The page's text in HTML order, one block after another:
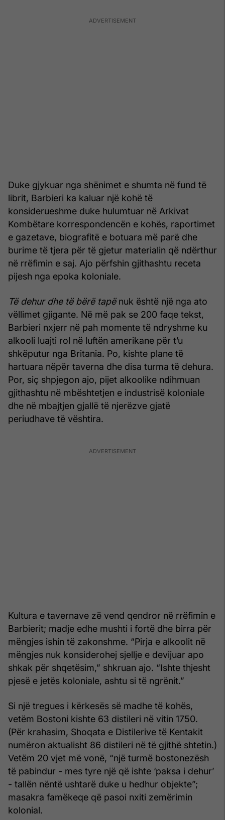
Duke gjykuar nga shënimet e shumta në fund të
librit, Barbieri ka kaluar një kohë të
konsiderueshme duke hulumtuar në Arkivat
Kombëtare korrespondencën e kohës, raportimet
e gazetave, biografitë e botuara më parë dhe
burime të tjera për të gjetur materialin që ndërthur
në rrëfimin e saj. Ajo përfshin gjithashtu receta
pijesh nga epoka koloniale.
Të dehur dhe të bërë tapënuk është një nga ato
vëllimet gjigante. Në më pak se 200 faqe tekst,
Barbieri nxjerr në pah momente të ndryshme ku
alkooli luajti rol në luftën amerikane për t’u
shkëputur nga Britania. Po, kishte plane të
hartuara nëpër taverna dhe disa turma të dehura.
Por, siç shpjegon ajo, pijet alkoolike ndihmuan
gjithashtu në mbështetjen e industrisë koloniale
dhe në mbajtjen gjallë të njerëzve gjatë
periudhave të vështira.
Kultura e tavernave zë vend qendror në rrëfimin e
Barbierit; madje edhe mushti i fortë dhe birra për
mëngjes ishin të zakonshme. “Pirja e alkoolit në
mëngjes nuk konsiderohej sjellje e devijuar apo
shkak për shqetësim,” shkruan ajo. “Ishte thjesht
pjesë e jetës koloniale, ashtu si të ngrënit.”
Si një tregues i kërkesës së madhe të kohës,
vetëm Bostoni kishte 63 distileri në vitin 1750.
(Për krahasim, Shoqata e Distilerive të Kentakit
numëron aktualisht 86 distileri në të gjithë shtetin.)
Vetëm 20 vjet më vonë, “një turmë bostonezësh
të pabindur - mes tyre një që ishte ‘paksa i dehur’
- tallën nëntë ushtarë duke u hedhur objekte”;
masakra famëkeqe që pasoi nxiti zemërimin
kolonial.